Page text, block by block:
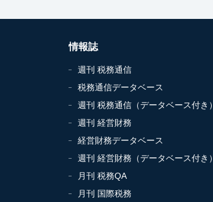
情報誌
週刊 税務通信
税務通信データベース
週刊 税務通信（データベース付き）
週刊 経営財務
経営財務データベース
週刊 経営財務（データベース付き）
月刊 税務QA
月刊 国際税務